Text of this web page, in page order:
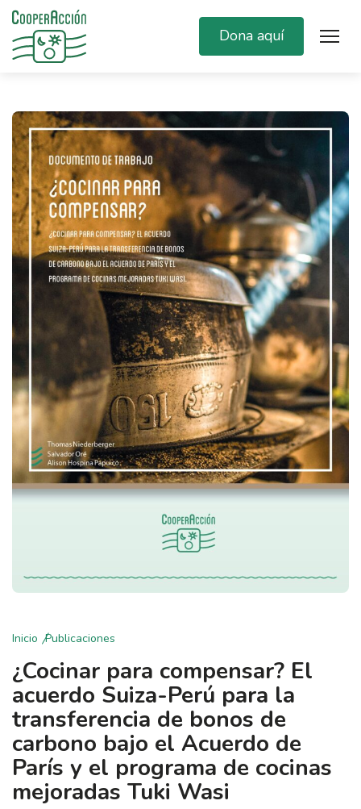
Dona aquí
Inicio Publicaciones
¿Cocinar para compensar? El
acuerdo Suiza-Perú para la
transferencia de bonos de
carbono bajo el Acuerdo de
París y el programa de cocinas
mejoradas Tuki Wasi